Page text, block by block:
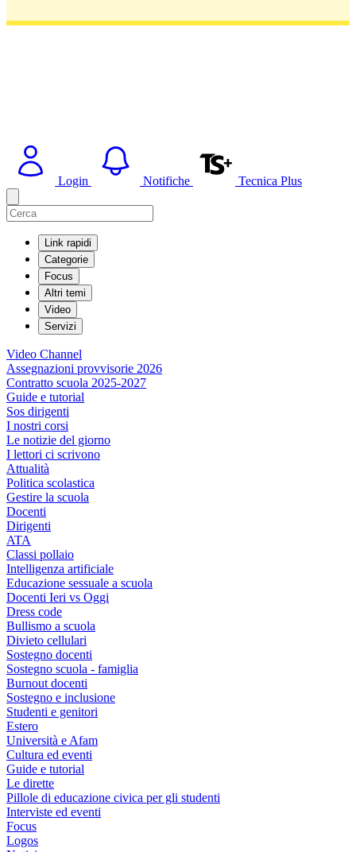
Login Notifiche Tecnica Plus
Link rapidi
Categorie
Focus
Altri temi
Video
Servizi
Video Channel
Assegnazioni provvisorie 2026
Contratto scuola 2025-2027
Guide e tutorial
Sos dirigenti
I nostri corsi
Le notizie del giorno
I lettori ci scrivono
Attualità
Politica scolastica
Gestire la scuola
Docenti
Dirigenti
ATA
Classi pollaio
Intelligenza artificiale
Educazione sessuale a scuola
Docenti Ieri vs Oggi
Dress code
Bullismo a scuola
Divieto cellulari
Sostegno docenti
Sostegno scuola - famiglia
Burnout docenti
Sostegno e inclusione
Studenti e genitori
Estero
Università e Afam
Cultura ed eventi
Guide e tutorial
Le dirette
Pillole di educazione civica per gli studenti
Interviste ed eventi
Focus
Logos